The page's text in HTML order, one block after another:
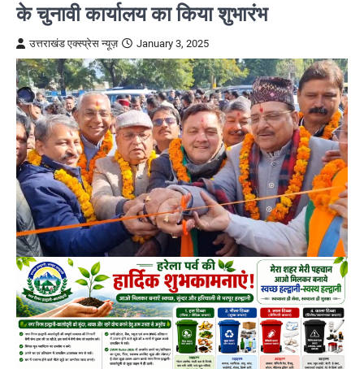
के चुनावी कार्यालय का किया शुभारंभ
उत्तराखंड एक्स्प्रेस न्यूज़ January 3, 2025